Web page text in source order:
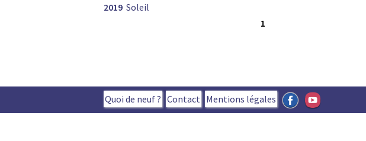
2019 Soleil
1
Quoi de neuf ? Contact Mentions légales